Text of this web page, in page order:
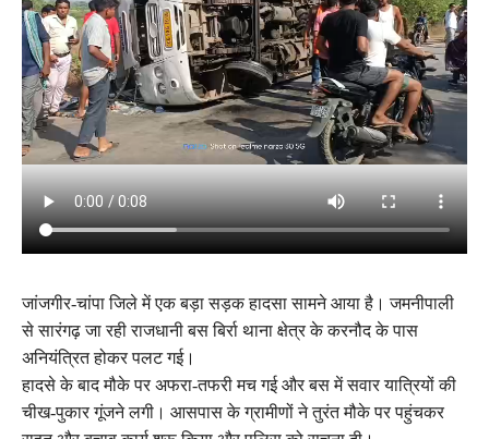
जांजगीर-चांपा जिले में एक बड़ा सड़क हादसा सामने आया है। जमनीपाली
से सारंगढ़ जा रही राजधानी बस बिर्रा थाना क्षेत्र के करनौद के पास
अनियंत्रित होकर पलट गई।
हादसे के बाद मौके पर अफरा-तफरी मच गई और बस में सवार यात्रियों की
चीख-पुकार गूंजने लगी। आसपास के ग्रामीणों ने तुरंत मौके पर पहुंचकर